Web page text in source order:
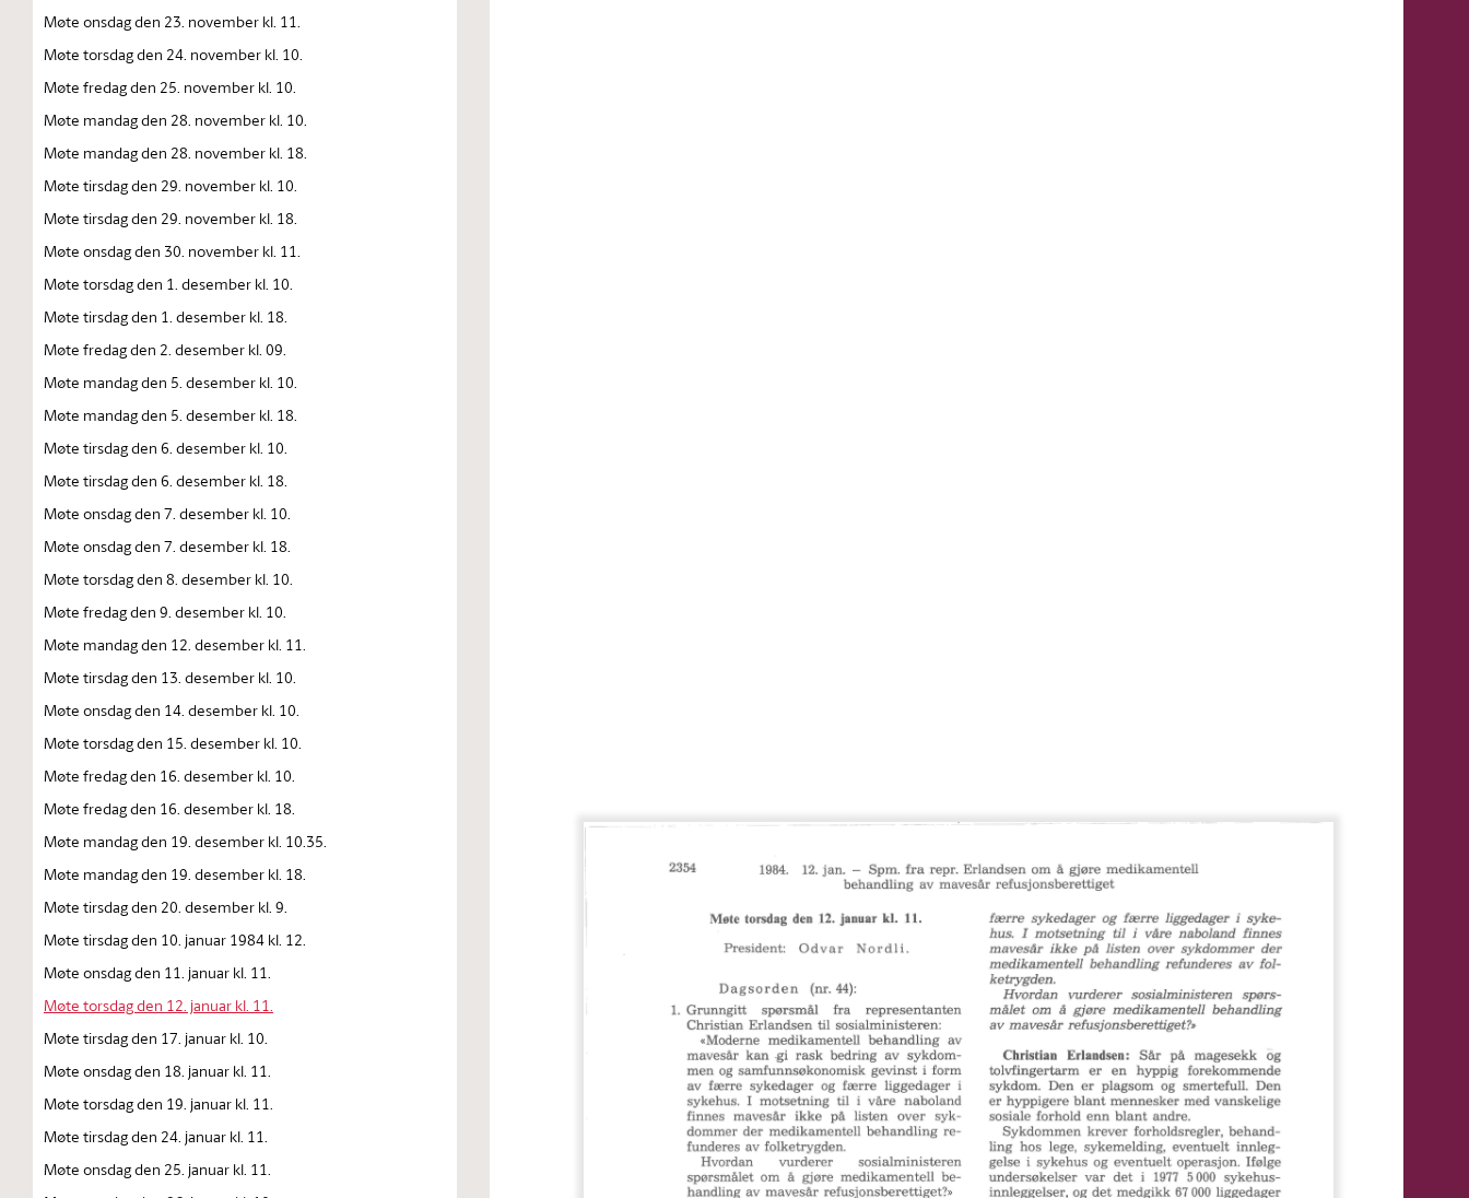
Møte onsdag den 23. november kl. 11.
Møte torsdag den 24. november kl. 10.
Møte fredag den 25. november kl. 10.
Møte mandag den 28. november kl. 10.
Møte mandag den 28. november kl. 18.
Møte tirsdag den 29. november kl. 10.
Møte tirsdag den 29. november kl. 18.
Møte onsdag den 30. november kl. 11.
Møte torsdag den 1. desember kl. 10.
Møte tirsdag den 1. desember kl. 18.
Møte fredag den 2. desember kl. 09.
Møte mandag den 5. desember kl. 10.
Møte mandag den 5. desember kl. 18.
Møte tirsdag den 6. desember kl. 10.
Møte tirsdag den 6. desember kl. 18.
Møte onsdag den 7. desember kl. 10.
Møte onsdag den 7. desember kl. 18.
Møte torsdag den 8. desember kl. 10.
Møte fredag den 9. desember kl. 10.
Møte mandag den 12. desember kl. 11.
Møte tirsdag den 13. desember kl. 10.
Møte onsdag den 14. desember kl. 10.
Møte torsdag den 15. desember kl. 10.
Møte fredag den 16. desember kl. 10.
Møte fredag den 16. desember kl. 18.
Møte mandag den 19. desember kl. 10.35.
Møte mandag den 19. desember kl. 18.
Møte tirsdag den 20. desember kl. 9.
Møte tirsdag den 10. januar 1984 kl. 12.
Møte onsdag den 11. januar kl. 11.
Møte torsdag den 12. januar kl. 11.
Møte tirsdag den 17. januar kl. 10.
Møte onsdag den 18. januar kl. 11.
Møte torsdag den 19. januar kl. 11.
Møte tirsdag den 24. januar kl. 11.
Møte onsdag den 25. januar kl. 11.